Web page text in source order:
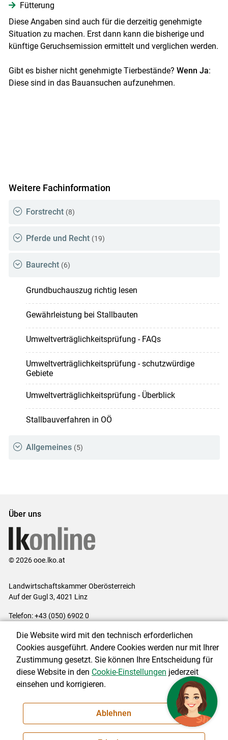
Fütterung
Diese Angaben sind auch für die derzeitig genehmigte
Situation zu machen. Erst dann kann die bisherige und
künftige Geruchsemission ermittelt und verglichen werden.
Gibt es bisher nicht genehmigte Tierbestände? Wenn Ja:
Diese sind in das Bauansuchen aufzunehmen.
Weitere Fachinformation
Forstrecht (8)
Pferde und Recht (19)
Baurecht (6)
Grundbuchauszug richtig lesen
Gewährleistung bei Stallbauten
Umweltverträglichkeitsprüfung - FAQs
Umweltverträglichkeitsprüfung - schutzwürdige
Gebiete
Umweltverträglichkeitsprüfung - Überblick
Stallbauverfahren in OÖ
Allgemeines (5)
Über uns
© 2026 ooe.lko.at
Landwirtschaftskammer Oberösterreich
Auf der Gugl 3, 4021 Linz
Telefon: +43 (050) 6902 0
Impressum|Kontakt|Gewinnspiele|Datenschutzerklärung |
Barrierefreiheit
Cookie-Einstellungen
NEWSLETTER
Die Website wird mit den technisch erforderlichen
Cookies ausgeführt. Andere Cookies werden nur mit Ihrer
Zustimmung gesetzt. Sie können Ihre Entscheidung für
diese Website in den Cookie-Einstellungen jederzeit
einsehen und korrigieren.
Ablehnen